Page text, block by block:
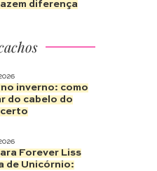
diferença
no inverno: como
do cabelo do
Forever Liss
de Unicórnio: